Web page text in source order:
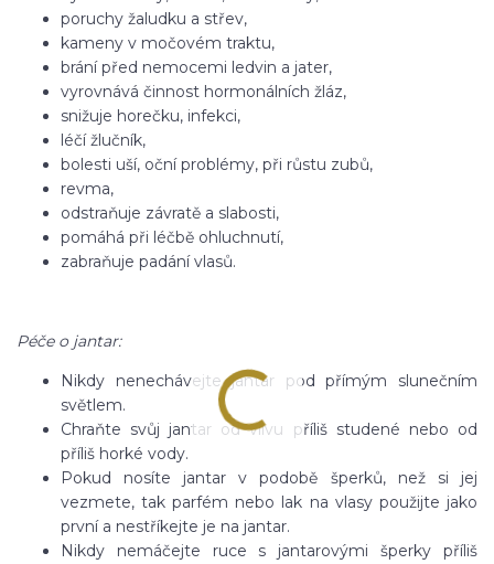
poruchy žaludku a střev,
kameny v močovém traktu,
brání před nemocemi ledvin a jater,
vyrovnává činnost hormonálních žláz,
snižuje horečku, infekci,
léčí žlučník,
bolesti uší, oční problémy, při růstu zubů,
revma,
odstraňuje závratě a slabosti,
pomáhá při léčbě ohluchnutí,
zabraňuje padání vlasů.
Péče o jantar:
Nikdy nenechávejte jantar pod přímým slunečním
světlem.
Chraňte svůj jantar od vlivu příliš studené nebo od
příliš horké vody.
Pokud nosíte jantar v podobě šperků, než si jej
vezmete, tak parfém nebo lak na vlasy použijte jako
první a nestříkejte je na jantar.
Nikdy nemáčejte ruce s jantarovými šperky příliš